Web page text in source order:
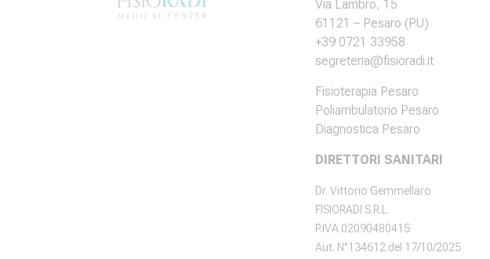
Via Lambro, 15
61121 – Pesaro (PU)
+39 0721 33958
segreteria@fisioradi.it
Fisioterapia Pesaro
Poliambulatorio Pesaro
Diagnostica Pesaro
DIRETTORI SANITARI
Dr. Vittorio Gemmellaro
FISIORADI S.R.L.
P.IVA 02090480415
Aut. N°134612 del 17/10/2025